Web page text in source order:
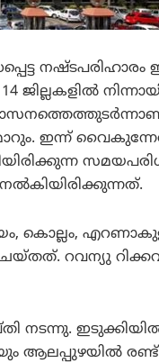
നഷ്ടപരിഹാരം
ജില്ലകളില്‍
ഇന്ന്
എറണാകുളം
റവന്യു
നടന്നു.
ആലപ്പുഴയില്‍ രണ്ട്